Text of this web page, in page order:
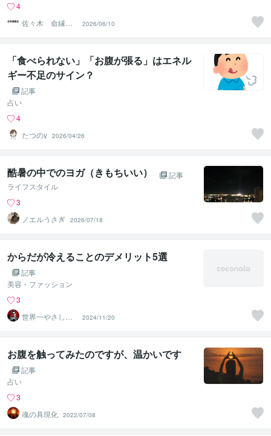
4
佐々木 命縁弁
証学
2026/06/10
「食べられない」「お腹が張る」はエネル
ギー不足のサイン？
記事
占い
4
たつのy 2026/04/26
酷暑の中でのヨガ（きもちいい）
記事
ライフスタイル
3
ノエルうさぎ 2026/07/18
からだが冷えることのデメリット5選
記事
美容・ファッション
3
世界一やさしい
ダイエット指
導・愛沢博人
2024/11/20
お腹を触ってみたのですが、温かいです
記事
占い
3
魂の具現化 2022/07/08